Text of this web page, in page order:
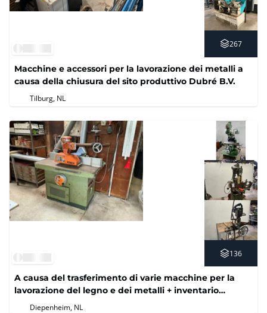
267
Macchine e accessori per la lavorazione dei metalli a
causa della chiusura del sito produttivo Dubré B.V.
Tilburg, NL
136
A causa del trasferimento di varie macchine per la
lavorazione del legno e dei metalli + inventario
magazzino
Diepenheim, NL